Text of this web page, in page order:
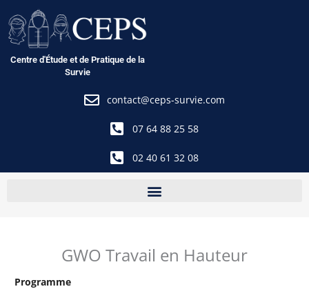
au
contenu
Centre d'Étude et de Pratique de la
Survie
contact@ceps-survie.com
07 64 88 25 58
02 40 61 32 08
GWO Travail en Hauteur
Programme